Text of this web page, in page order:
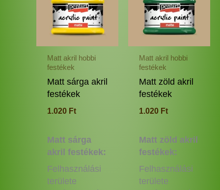
Matt akril hobbi
festékek
Matt sárga akril
festékek
1.020 Ft
Matt sárga
akril festékek:
Felhasználási
területe
több
van.
változatok
termékoldalon
választhatók
Matt akril hobbi
festékek
Matt zöld akril
festékek
1.020 Ft
Matt zöld akril
festékek:
Felhasználási
területe
van.